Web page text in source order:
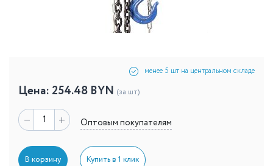
менее 5 шт на центральном складе
Цена: 254.48 BYN (за шт)
Оптовым покупателям
В корзину Купить в 1 клик